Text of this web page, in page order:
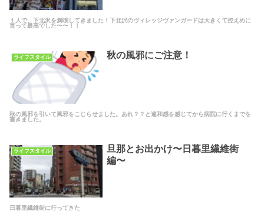
１人で、下北沢を満喫してきました！下北沢のヴィレッジヴァンガードは大きくて控えめに
言って最高でした〜〜！！
ライフスタイル 秋の風邪にご注意！
秋の風邪を引いて風邪をこじらせました。あれ？？と違和感を感じてから病院に行くまでを
書きました。
ライフスタイル
旦那とお出かけ〜日暮里繊維街
編〜
日暮里繊維街に行ってきた